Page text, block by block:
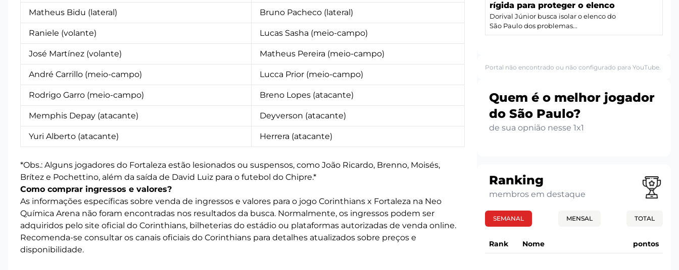
Matheus Bidu (lateral) Bruno Pacheco (lateral)
Raniele (volante) Lucas Sasha (meio-campo)
José Martínez (volante) Matheus Pereira (meio-campo)
André Carrillo (meio-campo) Lucca Prior (meio-campo)
Rodrigo Garro (meio-campo) Breno Lopes (atacante)
Memphis Depay (atacante) Deyverson (atacante)
Yuri Alberto (atacante) Herrera (atacante)
*Obs.: Alguns jogadores do Fortaleza estão lesionados ou suspensos, como João Ricardo, Brenno, Moisés,
Brítez e Pochettino, além da saída de David Luiz para o futebol do Chipre.*
Como comprar ingressos e valores?
As informações específicas sobre venda de ingressos e valores para o jogo Corinthians x Fortaleza na Neo
Química Arena não foram encontradas nos resultados da busca. Normalmente, os ingressos podem ser
adquiridos pelo site oficial do Corinthians, bilheterias do estádio ou plataformas autorizadas de venda online.
Recomenda-se consultar os canais oficiais do Corinthians para detalhes atualizados sobre preços e
disponibilidade.
rígida para proteger o elenco
Dorival Júnior busca isolar o elenco do
São Paulo dos problemas...
Portal não encontrado ou não configurado para YouTube.
Quem é o melhor jogador
do São Paulo?
de sua opnião nesse 1x1
Ranking
membros em destaque
SEMANAL MENSAL TOTAL
Rank Nome pontos